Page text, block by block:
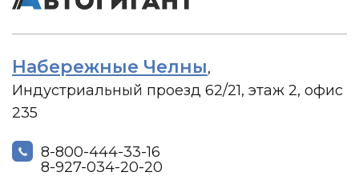
Набережные Челны,
Индустриальный проезд 62/21, этаж 2, офис
235
8-800-444-33-16
8-927-034-20-20